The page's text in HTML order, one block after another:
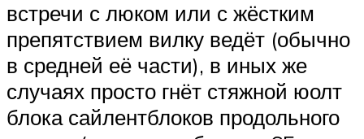
встречи с люком или с жёстким
препятствием вилку ведёт (обычно
в средней её части), в иных же
случаях просто гнёт стяжной юолт
блока сайлентблоков продольного